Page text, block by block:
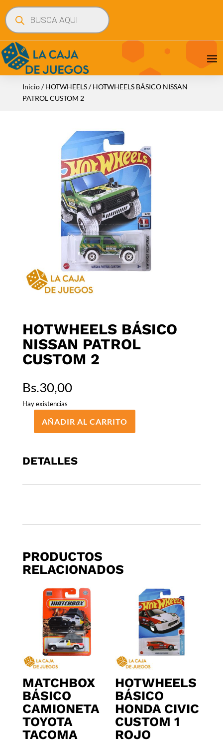
Búsqueda
de
productos
Inicio/HOTWHEELS/ HOTWHEELS BÁSICO NISSAN
PATROL CUSTOM 2
HOTWHEELS BÁSICO
NISSAN PATROL
CUSTOM 2
Bs.30,00
Hay existencias
HOTWHEELS
PATROL
2
AÑADIR AL CARRITO
DETALLES
PRODUCTOS
RELACIONADOS
MATCHBOX
BÁSICO
CAMIONETA
TOYOTA
TACOMA
HOTWHEELS
BÁSICO
HONDA CIVIC
CUSTOM 1
ROJO